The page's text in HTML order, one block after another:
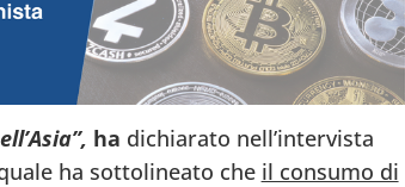
ha dichiarato nell’intervista
ha sottolineato che il consumo di